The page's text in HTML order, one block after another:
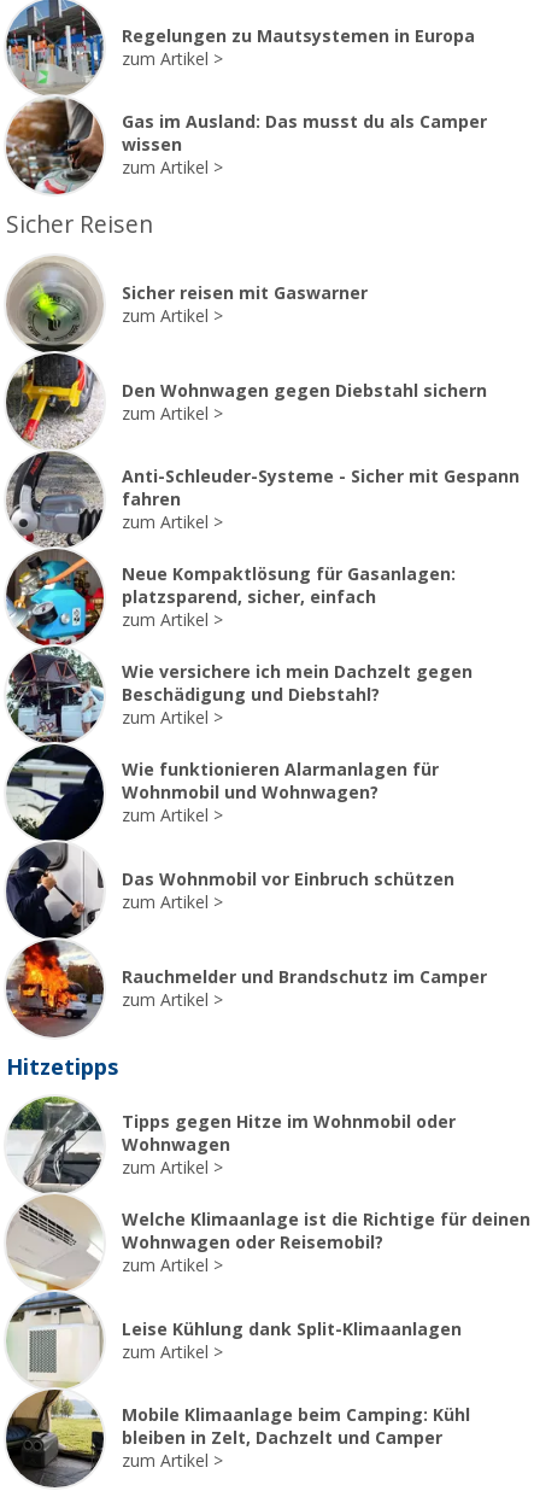
Regelungen zu Mautsystemen in Europa
zum Artikel
Gas im Ausland: Das musst du als Camper
wissen
zum Artikel
Sicher Reisen
Sicher reisen mit Gaswarner
zum Artikel
Den Wohnwagen gegen Diebstahl sichern
zum Artikel
Anti-Schleuder-Systeme - Sicher mit Gespann
fahren
zum Artikel
Neue Kompaktlösung für Gasanlagen:
platzsparend, sicher, einfach
zum Artikel
Wie versichere ich mein Dachzelt gegen
Beschädigung und Diebstahl?
zum Artikel
Wie funktionieren Alarmanlagen für
Wohnmobil und Wohnwagen?
zum Artikel
Das Wohnmobil vor Einbruch schützen
zum Artikel
Rauchmelder und Brandschutz im Camper
zum Artikel
Hitzetipps
Tipps gegen Hitze im Wohnmobil oder
Wohnwagen
zum Artikel
Welche Klimaanlage ist die Richtige für deinen
Wohnwagen oder Reisemobil?
zum Artikel
Leise Kühlung dank Split-Klimaanlagen
zum Artikel
Mobile Klimaanlage beim Camping: Kühl
bleiben in Zelt, Dachzelt und Camper
zum Artikel